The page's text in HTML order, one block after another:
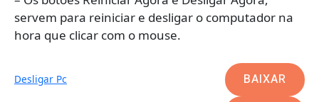
servem para reiniciar e desligar o computador na
hora que clicar com o mouse.
Desligar Pc BAIXAR